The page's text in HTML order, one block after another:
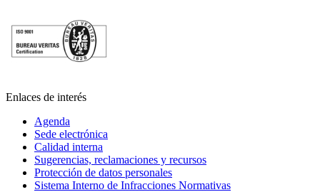
Enlaces de interés
Agenda
Sede electrónica
Calidad interna
Sugerencias, reclamaciones y recursos
Protección de datos personales
Sistema Interno de Infracciones Normativas